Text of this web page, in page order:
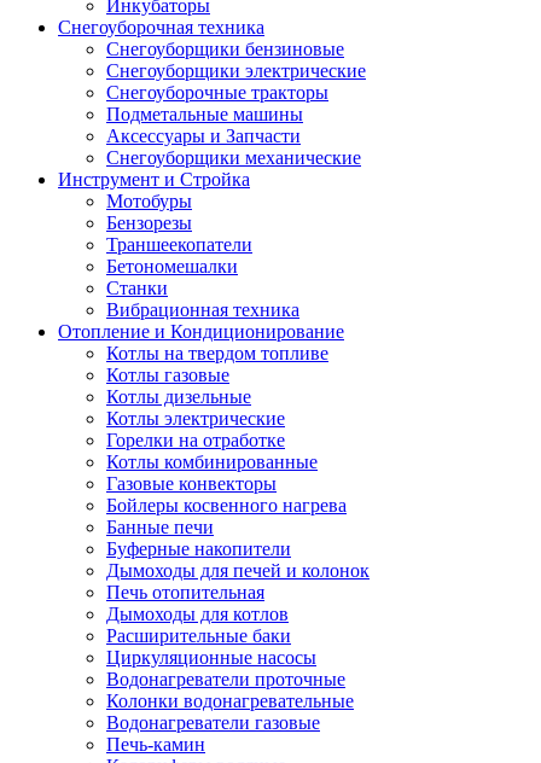
Инкубаторы
Снегоуборочная техника
Снегоуборщики бензиновые
Снегоуборщики электрические
Снегоуборочные тракторы
Подметальные машины
Аксессуары и Запчасти
Снегоуборщики механические
Инструмент и Стройка
Мотобуры
Бензорезы
Траншеекопатели
Бетономешалки
Станки
Вибрационная техника
Отопление и Кондиционирование
Котлы на твердом топливе
Котлы газовые
Котлы дизельные
Котлы электрические
Горелки на отработке
Котлы комбинированные
Газовые конвекторы
Бойлеры косвенного нагрева
Банные печи
Буферные накопители
Дымоходы для печей и колонок
Печь отопительная
Дымоходы для котлов
Расширительные баки
Циркуляционные насосы
Водонагреватели проточные
Колонки водонагревательные
Водонагреватели газовые
Печь-камин